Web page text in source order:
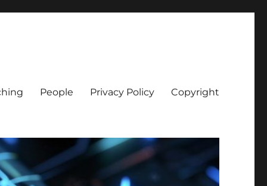
People Privacy Policy Copyright